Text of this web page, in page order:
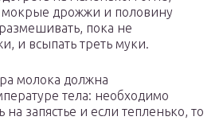
мокрые дрожжи и половину
пока не
и всыпать треть муки.
молока должна
тела: необходимо
на запястье и если тепленько, то